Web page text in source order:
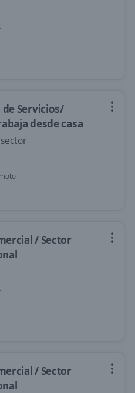
Servicios/
desde casa
/ Sector
/ Sector